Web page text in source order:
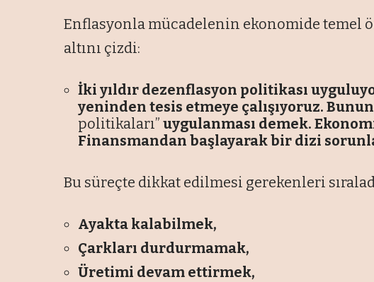
Enflasyonla mücadelenin ekonomide temel
altını çizdi:
İki yıldır dezenflasyon politikası
yeninden tesis etmeye çalışıyoruz.
politikaları”uygulanması demek.
Finansmandan başlayarak bir dizi
Bu süreçte dikkat edilmesi gerekenleri
Ayakta kalabilmek,
Çarkları durdurmamak,
Üretimi devam ettirmek,